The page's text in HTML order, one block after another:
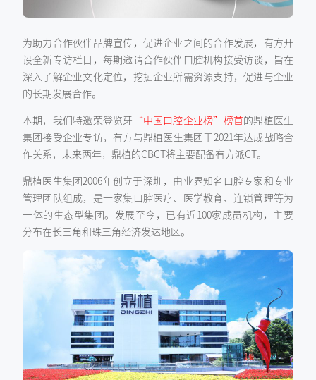
为助力合作伙伴品牌宣传，促进企业之间的合作发展，有方开
设全新专访栏目，每期邀请合作伙伴口腔机构接受访谈，旨在
深入了解企业文化定位，挖掘企业所需资源支持，促进与企业
的长期发展合作。
本期，我们特邀荣登览牙 “中国口腔企业榜”榜首的鼎植医生
集团接受企业专访，有方与鼎植医生集团于2021年达成战略合
作关系，未来两年，鼎植的CBCT将主要配备有方派CT。
鼎植医生集团2006年创立于深圳，由业界知名口腔专家和专业
管理团队组成，是一家集口腔医疗、医学教育、连锁管理等为
一体的生态型集团。发展至今，已有近100家成员机构，主要
分布在长三角和珠三角经济发达地区。